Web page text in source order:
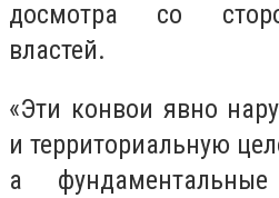
досмотра со
властей.
«Эти конвои явно
и территориальную
а